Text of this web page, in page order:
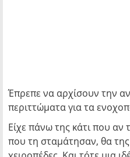
Έπρεπε να αρχίσουν την
περιττώματα για τα
Είχε πάνω της κάτι που αν
που τη σταμάτησαν, θα